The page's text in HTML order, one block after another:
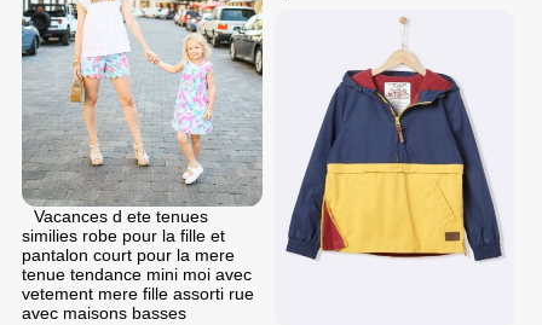
Vacances d ete tenues
similies robe pour la fille et
pantalon court pour la mere
tenue tendance mini moi avec
vetement mere fille assorti rue
avec maisons basses